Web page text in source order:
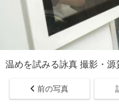
温めを試みる詠真 撮影・源
前の写真